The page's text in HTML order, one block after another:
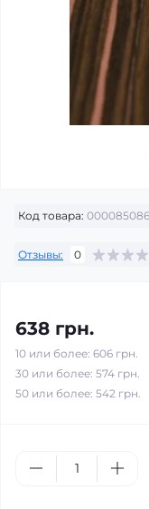
Код товара: 000085086
Отзывы: 0
638 грн.
10 или более: 606 грн.
30 или более: 574 грн.
50 или более: 542 грн.